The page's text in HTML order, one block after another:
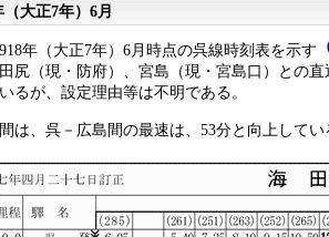
（大正7年）6月
年（大正7年）6月時点の呉線時刻表を示す
尻（現・防府）、宮島（現・宮島口）との
るが、設定理由等は不明である。
は、呉－広島間の最速は、53分と向上してい